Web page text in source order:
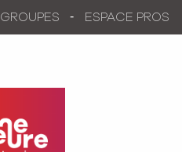
GROUPES ESPACE PROS